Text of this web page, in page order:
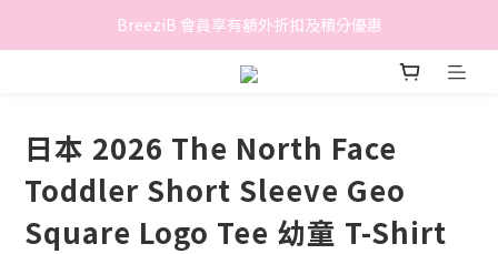
香港地區滿$500免費送貨 (離島區及偏遠地區除外)
BreeziB 會員享有額外折扣及積分優惠
香港地區滿$500免費送貨 (離島區及偏遠地區除外)
日本 2026 The North Face
Toddler Short Sleeve Geo
Square Logo Tee 幼童 T-Shirt